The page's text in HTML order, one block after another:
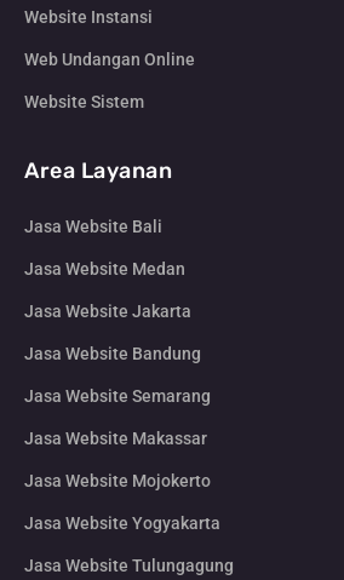
Website Instansi
Web Undangan Online
Website Sistem
Area Layanan
Jasa Website Bali
Jasa Website Medan
Jasa Website Jakarta
Jasa Website Bandung
Jasa Website Semarang
Jasa Website Makassar
Jasa Website Mojokerto
Jasa Website Yogyakarta
Jasa Website Tulungagung